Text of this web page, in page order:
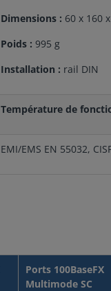
Dimensions : 60 x 160
Poids : 995 g
Installation : rail DIN
Température de
EMI/EMS EN 55032,
Ports 100BaseFX
Multimode SC